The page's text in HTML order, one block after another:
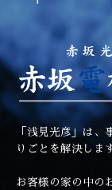
「浅見光彦」は、
りごとを解決しま
お客様の家の中の